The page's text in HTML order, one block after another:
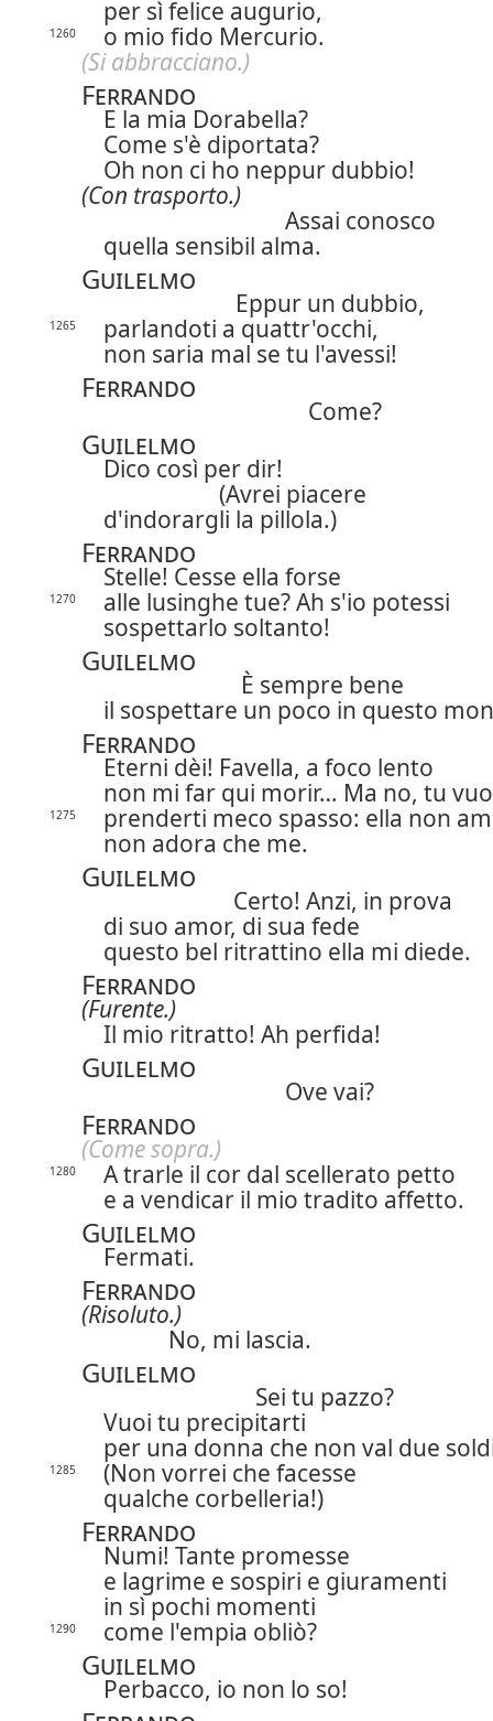
per sì felice augurio,
1260
o mio fido Mercurio.
(Si abbracciano.)
Ferrando
E la mia Dorabella?
Come s'è diportata?
Oh non ci ho neppur dubbio!
(Con trasporto.)
Assai conosco
quella sensibil alma.
Guilelmo
Eppur un dubbio,
1265
parlandoti a quattr'occhi,
non saria mal se tu l'avessi!
Ferrando
Come?
Guilelmo
Dico così per dir!
(Avrei piacere
d'indorargli la pillola.)
Ferrando
Stelle! Cesse ella forse
1270
alle lusinghe tue? Ah s'io potessi
sospettarlo soltanto!
Guilelmo
È sempre bene
il sospettare un poco in questo
Ferrando
Eterni dèi! Favella, a foco lento
non mi far qui morir… Ma no, tu
1275
prenderti meco spasso: ella non
non adora che me.
Guilelmo
Certo! Anzi, in prova
di suo amor, di sua fede
questo bel ritrattino ella mi diede.
Ferrando
(Furente.)
Il mio ritratto! Ah perfida!
Guilelmo
Ove vai?
Ferrando
(Come sopra.)
1280
A trarle il cor dal scellerato petto
e a vendicar il mio tradito affetto.
Guilelmo
Fermati.
Ferrando
(Risoluto.)
No, mi lascia.
Guilelmo
Sei tu pazzo?
Vuoi tu precipitarti
per una donna che non val due
1285
(Non vorrei che facesse
qualche corbelleria!)
Ferrando
Numi! Tante promesse
e lagrime e sospiri e giuramenti
in sì pochi momenti
1290 come l'empia obliò?
Guilelmo
Perbacco, io non lo so!